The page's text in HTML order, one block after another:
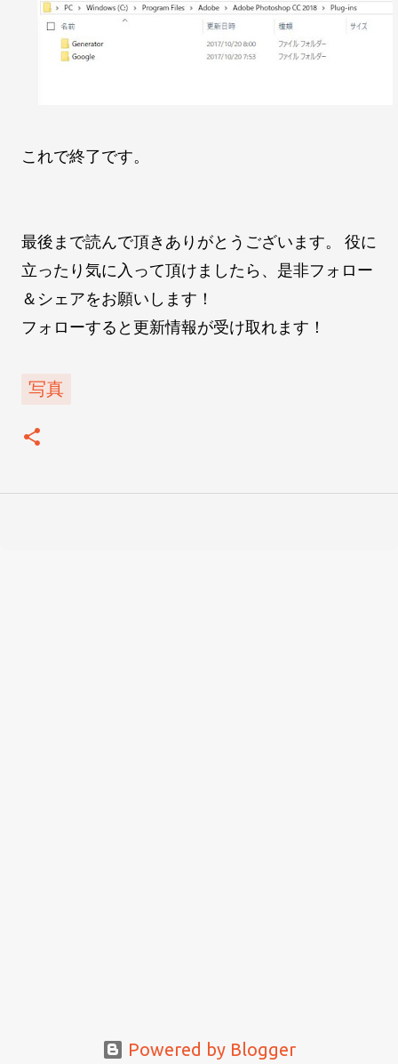
これで終了です。
最後まで読んで頂きありがとうございます。 役に
立ったり気に入って頂けましたら、是非フォロー
＆シェアをお願いします！
フォローすると更新情報が受け取れます！
写真
Powered by Blogger